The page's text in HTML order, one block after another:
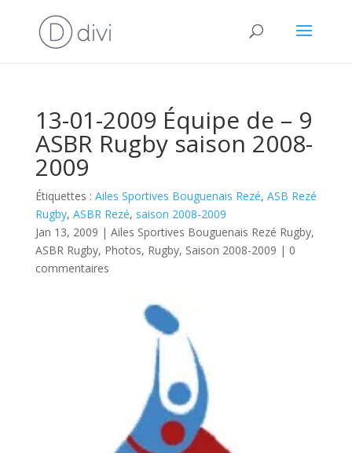
13-01-2009 Équipe de – 9
ASBR Rugby saison 2008-
2009
Étiquettes : Ailes Sportives Bouguenais Rezé, ASB Rezé
Rugby, ASBR Rezé, saison 2008-2009
Jan 13, 2009 | Ailes Sportives Bouguenais Rezé Rugby,
ASBR Rugby, Photos, Rugby, Saison 2008-2009 | 0
commentaires